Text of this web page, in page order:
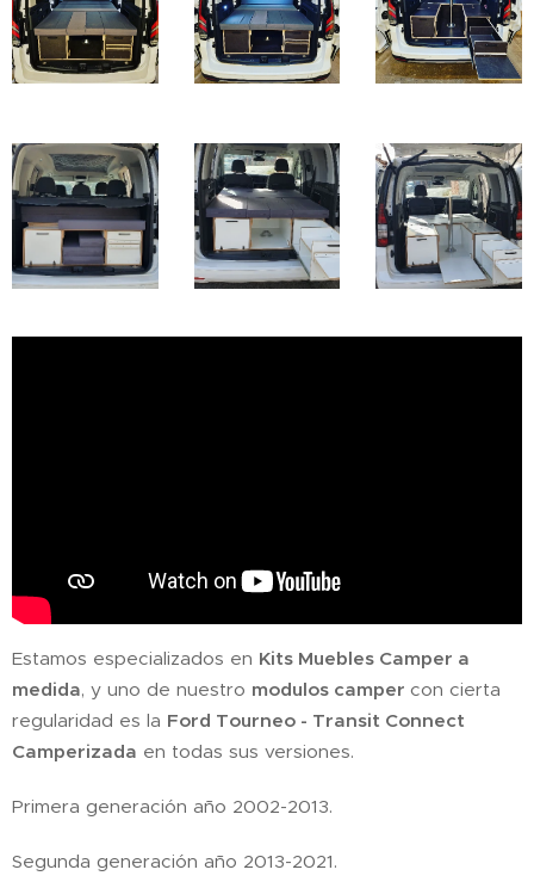
Estamos especializados en Kits Muebles Camper a
medida, y uno de nuestro modulos camper con cierta
regularidad es la Ford Tourneo - Transit Connect
Camperizada en todas sus versiones.
Primera generación año 2002-2013.
Segunda generación año 2013-2021.